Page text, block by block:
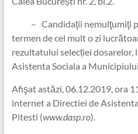
– Candidaţii nemulţumiţi
termen de cel mult o zi
rezultatului selecției dosarelor,
Asistenta Sociala a
Afişat astăzi, 06.12.2019, ora
internet a Directiei de
Pitesti (www.dasp.ro).